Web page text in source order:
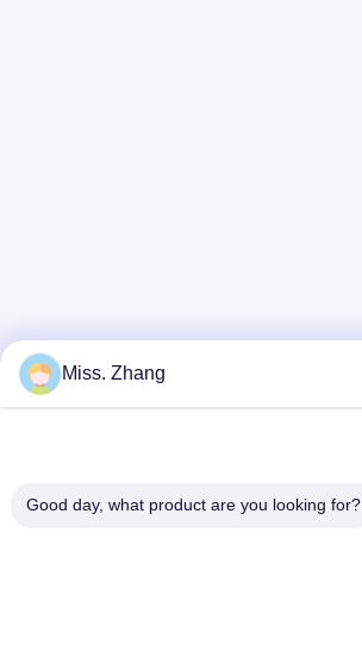
Miss. Zhang
Good day, what product are you looking for?